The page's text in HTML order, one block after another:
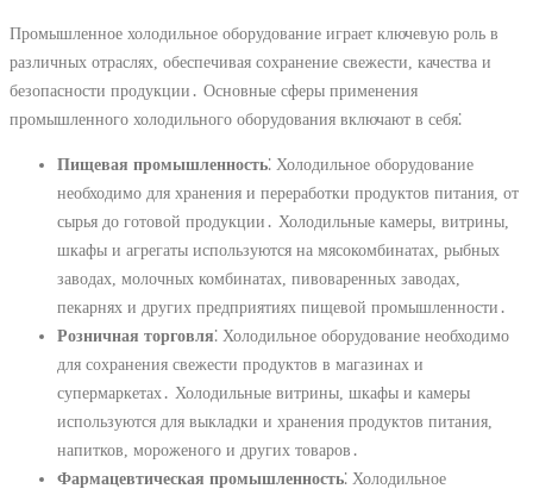
Промышленное холодильное оборудование играет ключевую роль в
различных отраслях, обеспечивая сохранение свежести, качества и
безопасности продукции․ Основные сферы применения
промышленного холодильного оборудования включают в себя⁚
Пищевая промышленность⁚ Холодильное оборудование
необходимо для хранения и переработки продуктов питания, от
сырья до готовой продукции․ Холодильные камеры, витрины,
шкафы и агрегаты используются на мясокомбинатах, рыбных
заводах, молочных комбинатах, пивоваренных заводах,
пекарнях и других предприятиях пищевой промышленности․
Розничная торговля⁚ Холодильное оборудование необходимо
для сохранения свежести продуктов в магазинах и
супермаркетах․ Холодильные витрины, шкафы и камеры
используются для выкладки и хранения продуктов питания,
напитков, мороженого и других товаров․
Фармацевтическая промышленность⁚ Холодильное